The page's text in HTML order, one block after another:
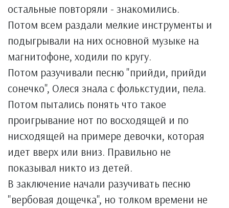
остальные повторяли - знакомились.
Потом всем раздали мелкие инструменты и
подыгрывали на них основной музыке на
магнитофоне, ходили по кругу.
Потом разучивали песню "прийди, прийди
сонечко", Олеся знала с фолькстудии, пела.
Потом пытались понять что такое
проигрывание нот по восходящей и по
нисходящей на примере девочки, которая
идет вверх или вниз. Правильно не
показывал никто из детей.
В заключение начали разучивать песню
"вербовая дощечка", но толком времени не